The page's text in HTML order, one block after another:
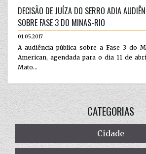
DECISÃO DE JUÍZA DO SERRO ADIA
SOBRE FASE 3 DO MINAS-RIO
01.05.2017
A audiência pública sobre a Fase 3 do
American, agendada para o dia 11 de
Mato...
CATEGORIAS
Cidade